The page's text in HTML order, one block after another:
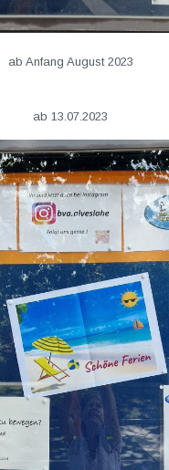
ab Anfang August 2023
ab 13.07.2023